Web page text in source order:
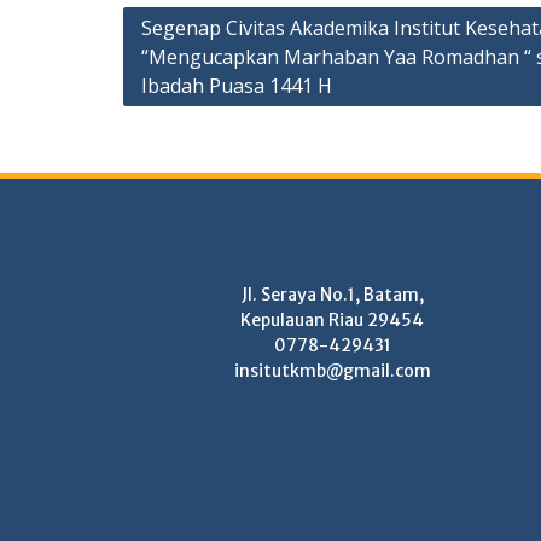
Post
navigation
Segenap Civitas Akademika Institut
“Mengucapkan Marhaban Yaa Romadhan
Ibadah Puasa 1441 H
Jl. Seraya No.1, Batam,
Kepulauan Riau 29454
0778-429431
insitutkmb@gmail.com